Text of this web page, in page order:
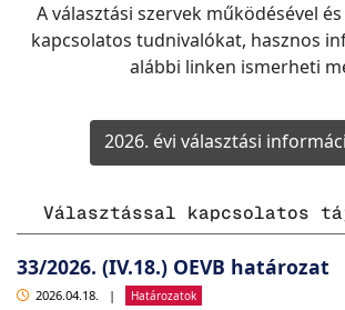
A választási szervek működésével
kapcsolatos tudnivalókat, hasznos
alábbi linken ismerheti
2026. évi választási
Választással kapcsolatos
33/2026. (IV.18.) OEVB határozat
2026.04.18. | Határozatok